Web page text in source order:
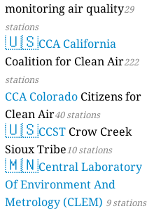
monitoring air quality29
stations
🇺🇸CCA California
Coalition for Clean Air222
stations
CCA Colorado Citizens for
Clean Air40 stations
🇺🇸CCST Crow Creek
Sioux Tribe10 stations
🇲🇳Central Laboratory
Of Environment And
Metrology (CLEM) 9 stations